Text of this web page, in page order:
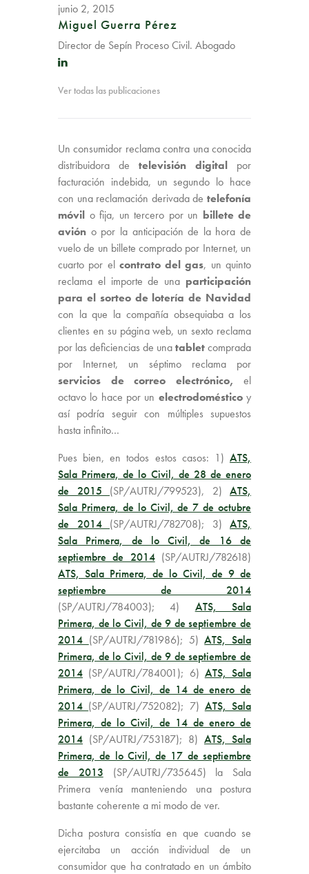
junio 2, 2015
Miguel Guerra Pérez
Director de Sepín Proceso Civil. Abogado
Ver todas las publicaciones
Un consumidor reclama contra una conocida
distribuidora de televisión digital por
facturación indebida, un segundo lo hace
con una reclamación derivada de telefonía
móvil o fija, un tercero por un billete de
avión o por la anticipación de la hora de
vuelo de un billete comprado por Internet, un
cuarto por el contrato del gas, un quinto
reclama el importe de una participación
para el sorteo de lotería de Navidad
con la que la compañía obsequiaba a los
clientes en su página web, un sexto reclama
por las deficiencias de unatabletcomprada
por Internet, un séptimo reclama por
servicios de correo electrónico, el
octavo lo hace por un electrodomésticoy
así podría seguir con múltiples supuestos
hasta infinito…
Pues bien, en todos estos casos: 1) ATS,
Sala Primera, de lo Civil, de 28 de enero
de 2015 (SP/AUTRJ/799523), 2) ATS,
Sala Primera, de lo Civil, de 7 de octubre
de 2014 (SP/AUTRJ/782708); 3) ATS,
Sala Primera, de lo Civil, de 16 de
septiembre de 2014(SP/AUTRJ/782618)
ATS, Sala Primera, de lo Civil, de 9 de
septiembre de 2014
(SP/AUTRJ/784003); 4) ATS, Sala
Primera, de lo Civil, de 9 de septiembre de
2014 (SP/AUTRJ/781986); 5)ATS, Sala
Primera, de lo Civil, de 9 de septiembre de
2014 (SP/AUTRJ/784001); 6) ATS, Sala
Primera, de lo Civil, de 14 de enero de
2014 (SP/AUTRJ/752082); 7) ATS, Sala
Primera, de lo Civil, de 14 de enero de
2014 (SP/AUTRJ/753187); 8) ATS, Sala
Primera, de lo Civil, de 17 de septiembre
de 2013 (SP/AUTRJ/735645) la Sala
Primera venía manteniendo una postura
bastante coherente a mi modo de ver.
Dicha postura consistía en que cuando se
ejercitaba un acción individual de un
consumidor que ha contratado en un ámbito